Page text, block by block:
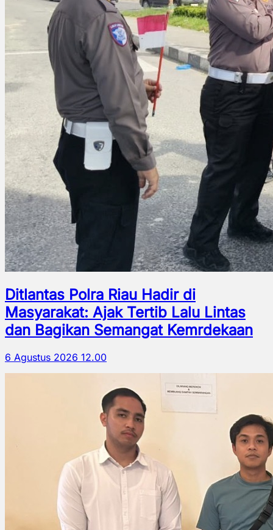
Ditlantas Polra Riau Hadir di
Masyarakat: Ajak Tertib Lalu Lintas
dan Bagikan Semangat Kemrdekaan
6 Agustus 2026 12.00